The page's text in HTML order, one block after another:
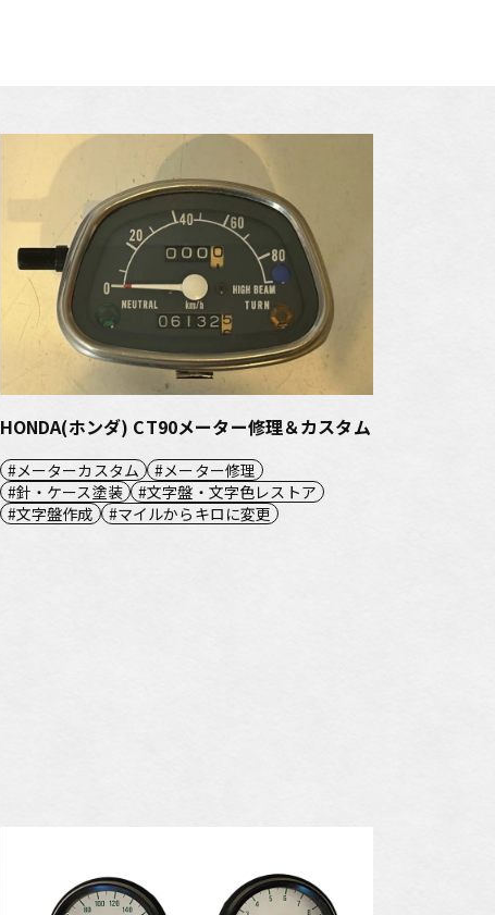
HONDA(ホンダ) CT90メーター修理＆カスタム
メーターカスタム
メーター修理
針・ケース塗装
文字盤・文字色レストア
文字盤作成
マイルからキロに変更